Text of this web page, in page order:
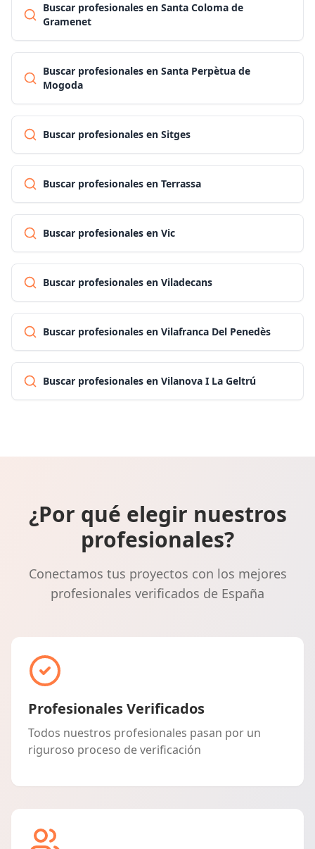
Buscar profesionales en Santa Coloma de
Gramenet
Buscar profesionales en Santa Perpètua de
Mogoda
Buscar profesionales en Sitges
Buscar profesionales en Terrassa
Buscar profesionales en Vic
Buscar profesionales en Viladecans
Buscar profesionales en Vilafranca Del Penedès
Buscar profesionales en Vilanova I La Geltrú
¿Por qué elegir nuestros
profesionales?
Conectamos tus proyectos con los mejores
profesionales verificados de España
Profesionales Verificados
Todos nuestros profesionales pasan por un
riguroso proceso de verificación